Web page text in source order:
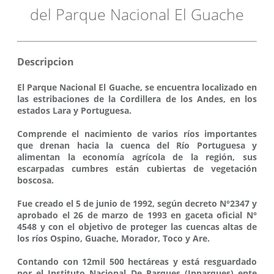
del Parque Nacional El Guache
Descripcion
El Parque Nacional El Guache, se encuentra localizado en
las estribaciones de la Cordillera de los Andes, en los
estados Lara y Portuguesa.
Comprende el nacimiento de varios ríos importantes
que drenan hacia la cuenca del Río Portuguesa y
alimentan la economía agrícola de la región, sus
escarpadas cumbres están cubiertas de vegetación
boscosa.
Fue creado el 5 de junio de 1992, según decreto N°2347 y
aprobado el 26 de marzo de 1993 en gaceta oficial N°
4548 y con el objetivo de proteger las cuencas altas de
los ríos Ospino, Guache, Morador, Toco y Are.
Contando con 12mil 500 hectáreas y está resguardado